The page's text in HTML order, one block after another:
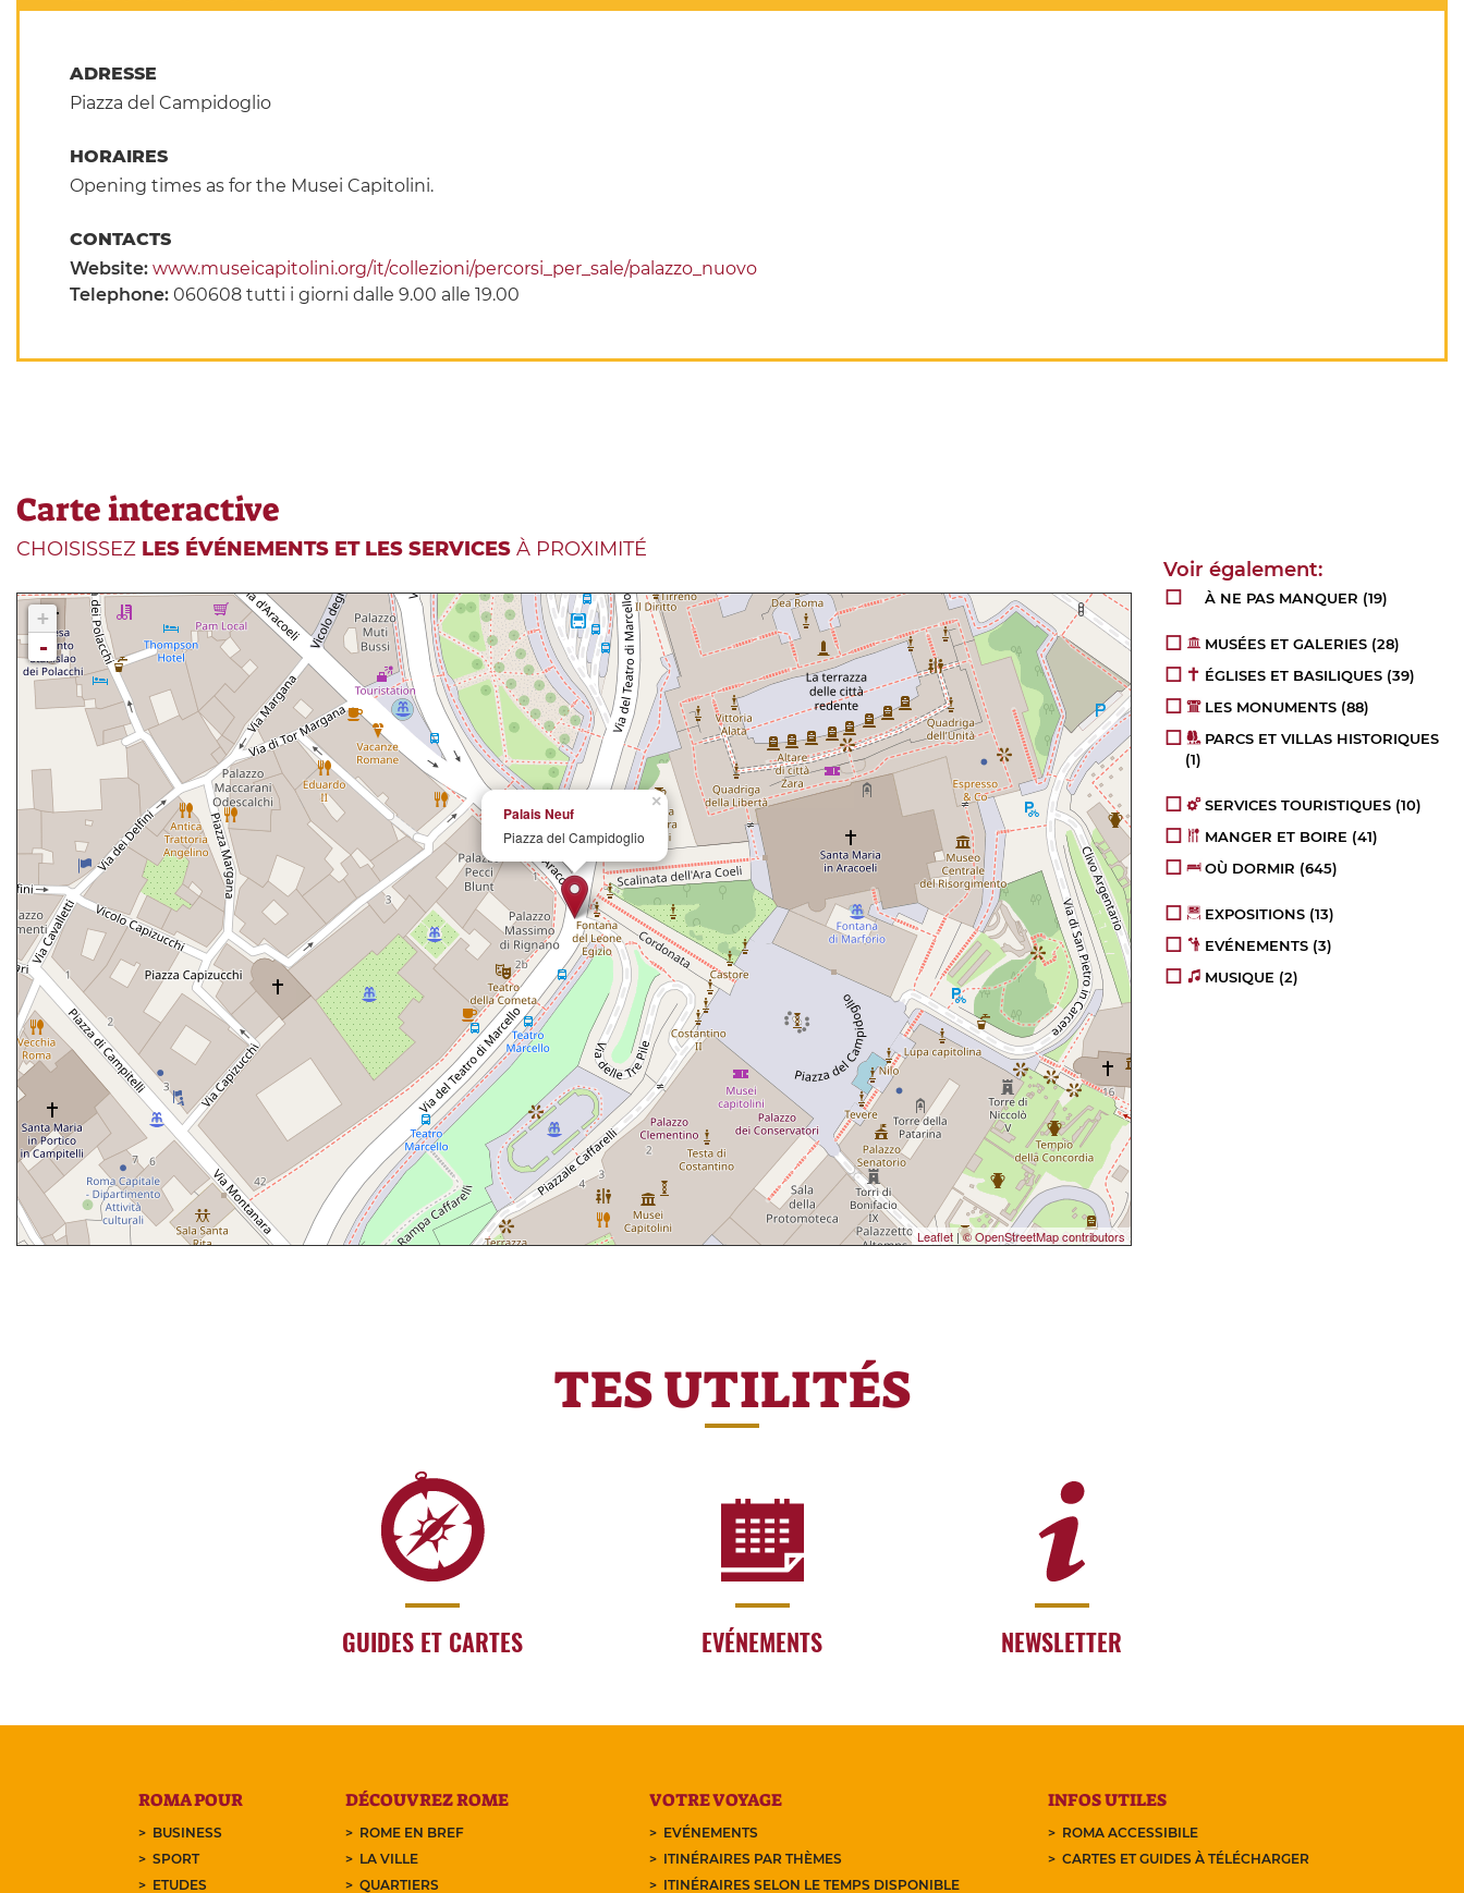
ADRESSE
Piazza del Campidoglio
HORAIRES
Opening times as for the Musei Capitolini.
CONTACTS
Website: www.museicapitolini.org/it/collezioni/percorsi_per_sale/palazzo_nuovo
Telephone: 060608 tutti i giorni dalle 9.00 alle 19.00
Carte interactive
CHOISISSEZ LES ÉVÉNEMENTS ET LES SERVICES À PROXIMITÉ
×
Palais Neuf
Piazza del Campidoglio
+
-
Leaflet |© OpenStreetMap contributors
À NE PAS MANQUER (19)
MUSÉES ET GALERIES (28)
ÉGLISES ET BASILIQUES (39)
LES MONUMENTS (88)
PARCS ET VILLAS HISTORIQUES
(1)
SERVICES TOURISTIQUES (10)
MANGER ET BOIRE (41)
OÙ DORMIR (645)
EXPOSITIONS (13)
EVÉNEMENTS (3)
MUSIQUE (2)
TES UTILITÉS
GUIDES ET CARTES EVÉNEMENTS NEWSLETTER
ROMA POUR
BUSINESS
SPORT
ETUDES
DÉCOUVREZ ROME
ROME EN BREF
LA VILLE
QUARTIERS
VOTRE VOYAGE
EVÉNEMENTS
ITINÉRAIRES PAR THÈMES
ITINÉRAIRES SELON LE TEMPS DISPONIBLE
INFOS UTILES
ROMA ACCESSIBILE
CARTES ET GUIDES À TÉLÉCHARGER